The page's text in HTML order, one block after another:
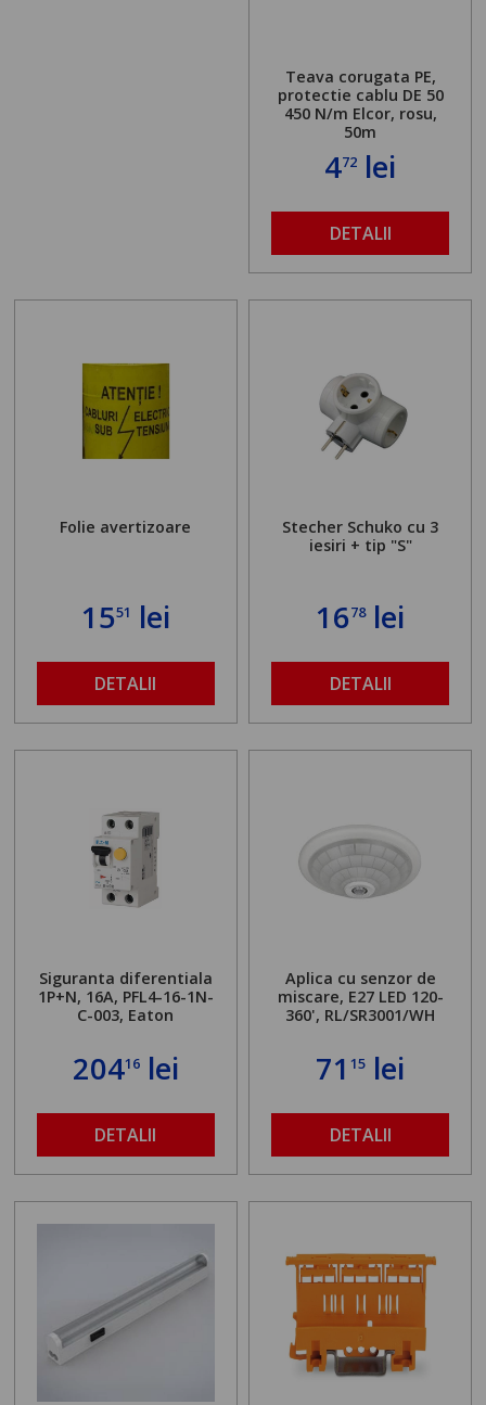
Teava corugata PE,
protectie cablu DE 50
450 N/m Elcor, rosu,
50m
472 lei
DETALII
Folie avertizoare
1551 lei
DETALII
Stecher Schuko cu 3
iesiri + tip "S"
1678lei
DETALII
Siguranta diferentiala
1P+N, 16A, PFL4-16-1N-
C-003, Eaton
20416lei
DETALII
Aplica cu senzor de
miscare, E27 LED 120-
360', RL/SR3001/WH
7115 lei
DETALII